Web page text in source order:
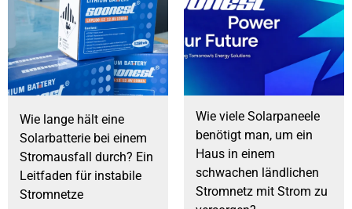
Wie lange hält eine
Solarbatterie bei einem
Stromausfall durch? Ein
Leitfaden für instabile
Stromnetze
Wie viele Solarpaneele
benötigt man, um ein
Haus in einem
schwachen ländlichen
Stromnetz mit Strom zu